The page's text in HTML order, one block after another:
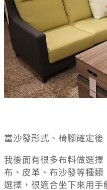
當沙發形式、椅腳確定後
我後面有很多布料做選擇
布、皮革、布沙發等種
選擇，很適合坐下來用